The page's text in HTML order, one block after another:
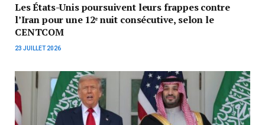
Les États-Unis poursuivent leurs frappes contre
l’Iran pour une 12ᵉ nuit consécutive, selon le
CENTCOM
23 JUILLET 2026